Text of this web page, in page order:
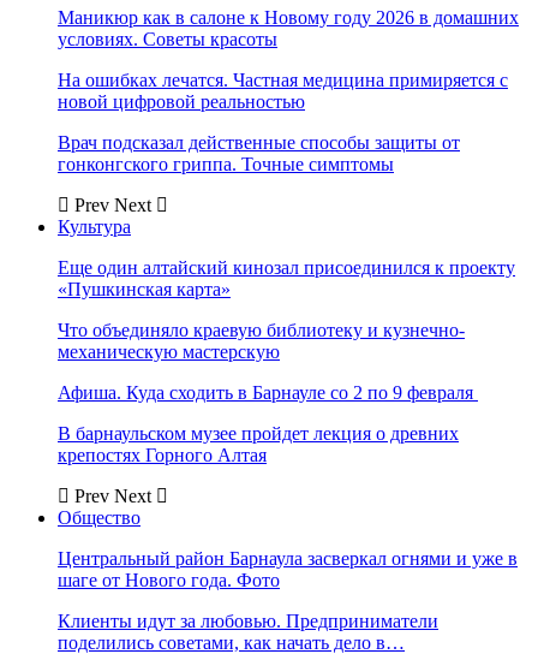
Маникюр как в салоне к Новому году 2026 в домашних
условиях. Советы красоты
На ошибках лечатся. Частная медицина примиряется с
новой цифровой реальностью
Врач подсказал действенные способы защиты от
гонконгского гриппа. Точные симптомы
Prev Next
Культура
Еще один алтайский кинозал присоединился к проекту
«Пушкинская карта»
Что объединяло краевую библиотеку и кузнечно-
механическую мастерскую
Афиша. Куда сходить в Барнауле со 2 по 9 февраля
В барнаульском музее пройдет лекция о древних
крепостях Горного Алтая
Prev Next
Общество
Центральный район Барнаула засверкал огнями и уже в
шаге от Нового года. Фото
Клиенты идут за любовью. Предприниматели
поделились советами, как начать дело в…